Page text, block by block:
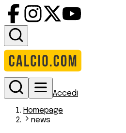
Accedi
Homepage
news